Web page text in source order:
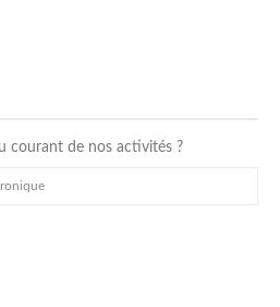
courant de nos activités ?